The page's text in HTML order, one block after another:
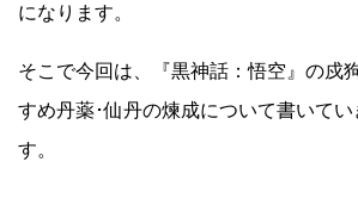
になります。
そこで今回は、『黒神話：悟空』の戍
すめ丹薬･仙丹の煉成について書いてい
す。